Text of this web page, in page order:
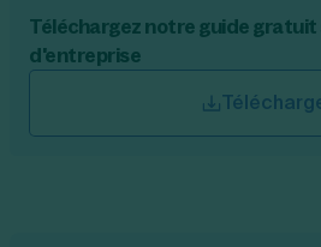
Téléchargez notre guide
d'entreprise